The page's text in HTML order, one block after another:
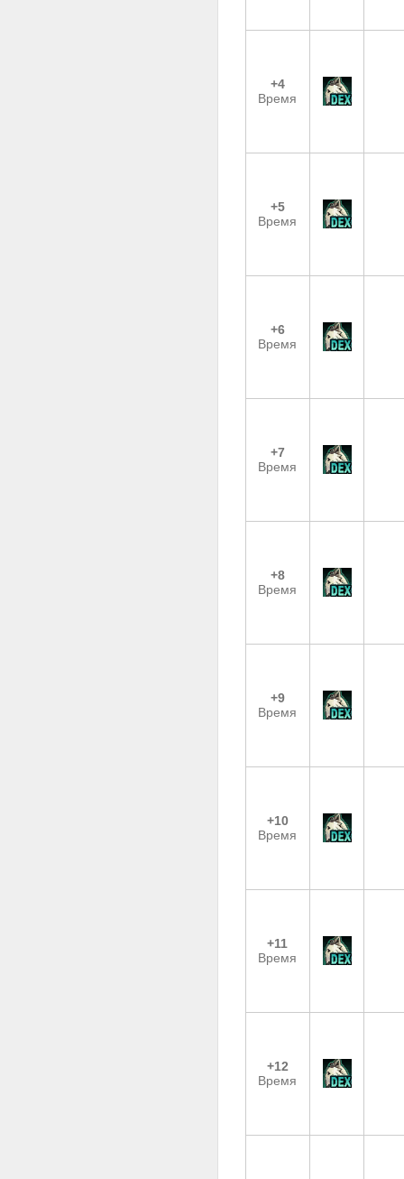
+4
Время
+5
Время
+6
Время
+7
Время
+8
Время
+9
Время
+10
Время
+11
Время
+12
Время